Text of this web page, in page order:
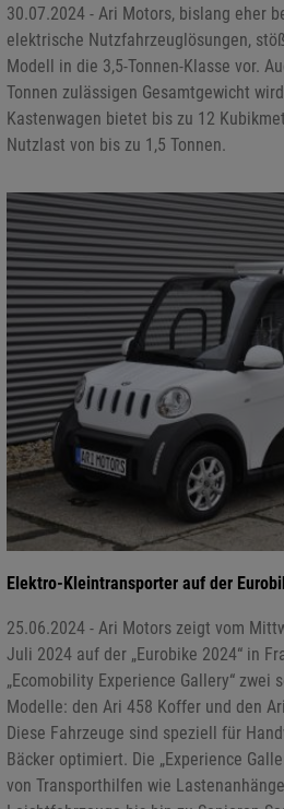
30.07.2024 - Ari Motors, bislang eher
elektrische Nutzfahrzeuglösungen,
Modell in die 3,5-Tonnen-Klasse vor.
Tonnen zulässigen Gesamtgewicht
Kastenwagen bietet bis zu 12
Nutzlast von bis zu 1,5 Tonnen.
Elektro-Kleintransporter auf der
25.06.2024 - Ari Motors zeigt vom
Juli 2024 auf der „Eurobike 2024“ in
„Ecomobility Experience Gallery“ zwei
Modelle: den Ari 458 Koffer und den
Diese Fahrzeuge sind speziell für
Bäcker optimiert. Die „Experience
von Transporthilfen wie